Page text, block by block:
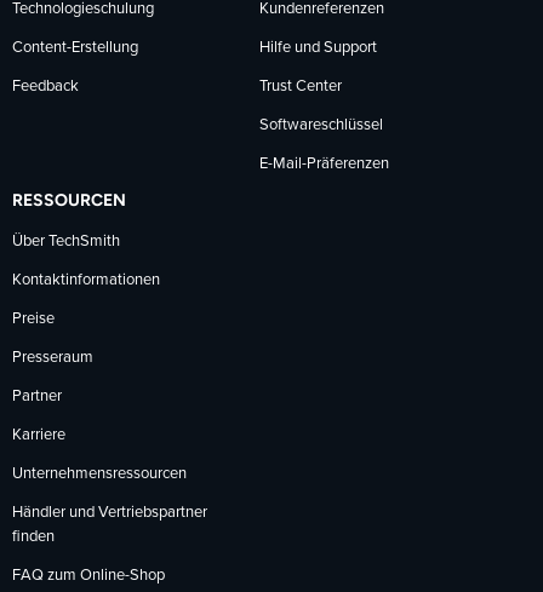
Technologieschulung
Content-Erstellung
Feedback
Kundenreferenzen
Hilfe und Support
Trust Center
Softwareschlüssel
E-Mail-Präferenzen
RESSOURCEN
Über TechSmith
Kontaktinformationen
Preise
Presseraum
Partner
Karriere
Unternehmensressourcen
Händler und Vertriebspartner
finden
FAQ zum Online-Shop